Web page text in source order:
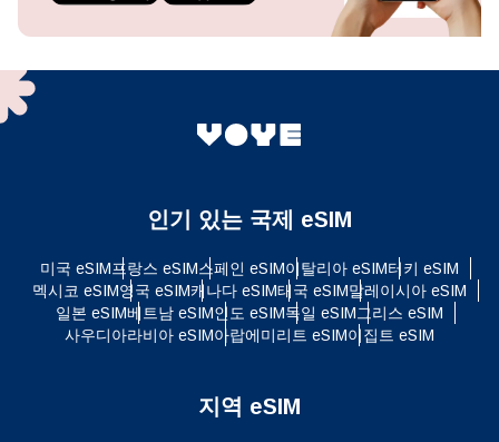
인기 있는 국제 eSIM
미국 eSIM프랑스 eSIM스페인 eSIM이탈리아 eSIM터키 eSIM
멕시코 eSIM영국 eSIM캐나다 eSIM태국 eSIM말레이시아 eSIM
일본 eSIM베트남 eSIM인도 eSIM독일 eSIM그리스 eSIM
사우디아라비아 eSIM아랍에미리트 eSIM이집트 eSIM
지역 eSIM